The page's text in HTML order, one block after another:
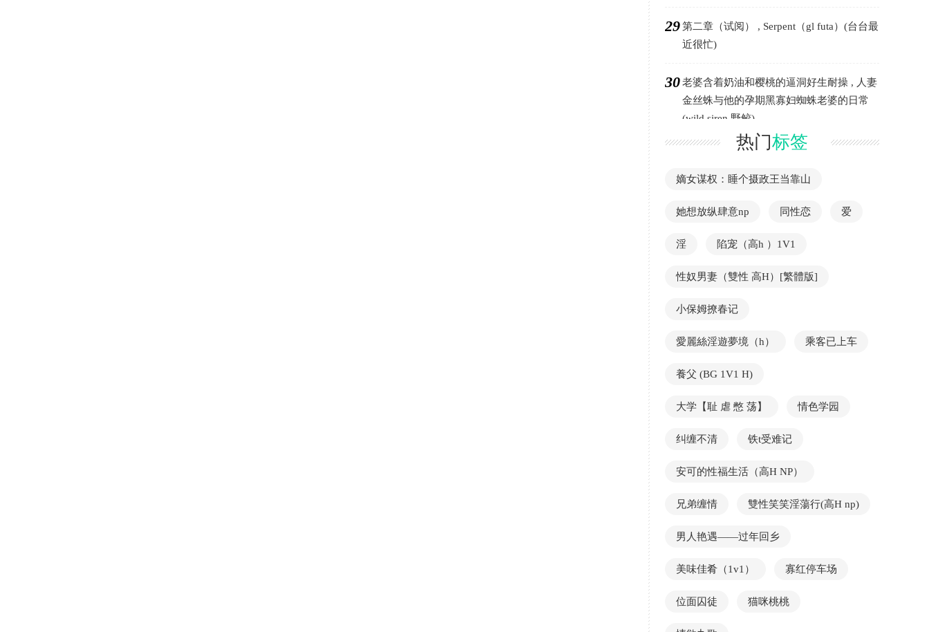
29第二章（试阅） , Serpent（gl futa）(台台最
近很忙)
30老婆含着奶油和樱桃的逼洞好生耐操 , 人妻
金丝蛛与他的孕期黑寡妇蜘蛛老婆的日常
(wild siren 野鲛)
热门标签
嫡女谋权：睡个摄政王当靠山
她想放纵肆意np 同性恋 爱
淫 陷宠（高h ）1V1
性奴男妻（雙性 高H）[繁體版]
小保姆撩春记
愛麗絲淫遊夢境（h） 乘客已上车
養父 (BG 1V1 H)
大学【耻 虐 憋 荡】 情色学园
纠缠不清 铁t受难记
安可的性福生活（高H NP）
兄弟缠情 雙性笑笑淫蕩行(高H np)
男人艳遇——过年回乡
美味佳肴（1v1） 寡红停车场
位面囚徒 猫咪桃桃